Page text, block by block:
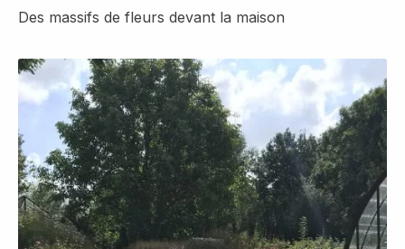
Des massifs de fleurs devant la maison
Détail